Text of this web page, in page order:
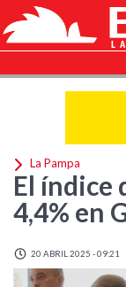
La Pampa
El índice
4,4% en
20 ABRIL 2025 - 09:21